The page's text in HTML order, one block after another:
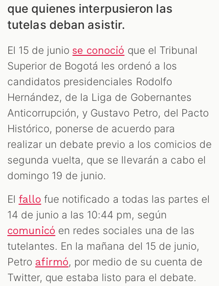
que quienes interpusieron las
tutelas deban asistir.
El 15 de juniose conoció que el Tribunal
Superior de Bogotá les ordenó a los
candidatos presidenciales Rodolfo
Hernández, de la Liga de Gobernantes
Anticorrupción, y Gustavo Petro, del Pacto
Histórico, ponerse de acuerdo para
realizar un debate previo a los comicios de
segunda vuelta, que se llevarán a cabo el
domingo 19 de junio.
El fallo fue notificado a todas las partes el
14 de junio a las 10:44 pm, según
comunicó en redes sociales una de las
tutelantes. En la mañana del 15 de junio,
Petro afirmó, por medio de su cuenta de
Twitter, que estaba listo para el debate.